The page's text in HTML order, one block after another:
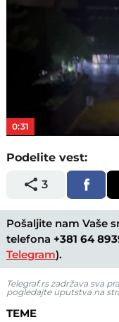
0:31
Podelite vest:
3
Pošaljite nam Vaše
telefona +381 64
Telegram).
Telegraf.rs zadržava sva
pogledajte uputstva na
TEME